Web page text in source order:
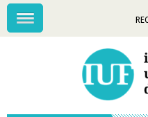
Menu